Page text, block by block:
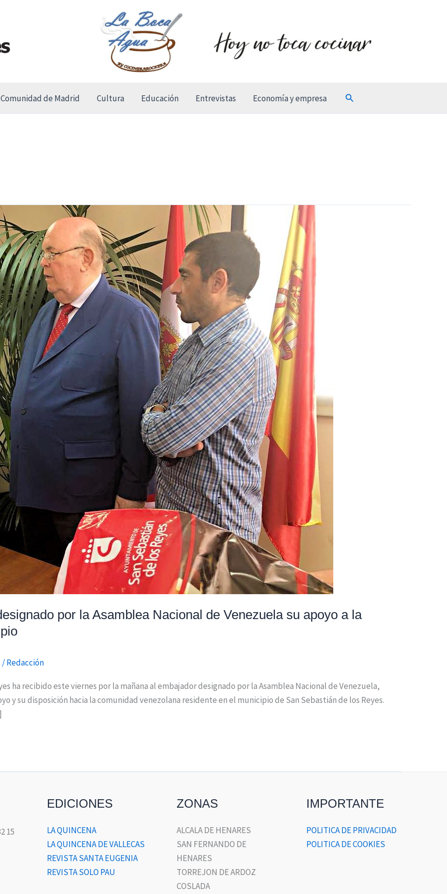
Comunidad de Madrid Cultura Educación Entrevistas Economía y empresa Buscar
por la Asamblea Nacional de Venezuela su apoyo a la
/Redacción
ha recibido este viernes por la mañana al embajador designado por la Asamblea Nacional de Venezuela,
y su disposición hacia la comunidad venezolana residente en el municipio de San Sebastián de los Reyes.
15
EDICIONES
LA QUINCENA
LA QUINCENA DE VALLECAS
REVISTA SANTA EUGENIA
REVISTA SOLO PAU
ZONAS
ALCALA DE HENARES
SAN FERNANDO DE
HENARES
TORREJON DE ARDOZ
COSLADA
IMPORTANTE
POLITICA DE PRIVACIDAD
POLITICA DE COOKIES